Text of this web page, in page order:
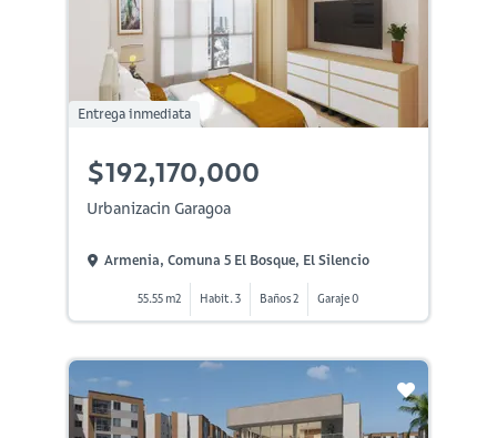
Entrega inmediata
$192,170,000
Urbanizacin Garagoa
Armenia, Comuna 5 El Bosque, El Silencio
55.55 m2 Habit. 3 Baños 2 Garaje 0